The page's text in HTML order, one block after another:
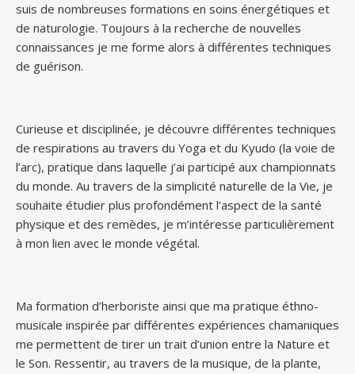
suis de nombreuses formations en soins énergétiques et
de naturologie. Toujours à la recherche de nouvelles
connaissances je me forme alors à différentes techniques
de guérison.
Curieuse et disciplinée, je découvre différentes techniques
de respirations au travers du Yoga et du Kyudo (la voie de
l’arc), pratique dans laquelle j’ai participé aux championnats
du monde. Au travers de la simplicité naturelle de la Vie, je
souhaite étudier plus profondément l’aspect de la santé
physique et des remèdes, je m’intéresse particulièrement
à mon lien avec le monde végétal.
Ma formation d’herboriste ainsi que ma pratique éthno-
musicale inspirée par différentes expériences chamaniques
me permettent de tirer un trait d’union entre la Nature et
le Son. Ressentir, au travers de la musique, de la plante,